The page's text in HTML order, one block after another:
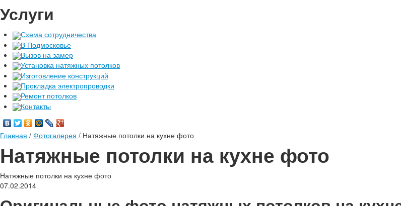
Услуги
Схема сотрудничества
В Подмосковье
Вызов на замер
Установка натяжных потолков
Изготовление конструкций
Прокладка электропроводки
Ремонт потолков
Контакты
Главная / Фотогалерея / Натяжные потолки на кухне фото
Натяжные потолки на кухне фото
Натяжные потолки на кухне фото
07.02.2014